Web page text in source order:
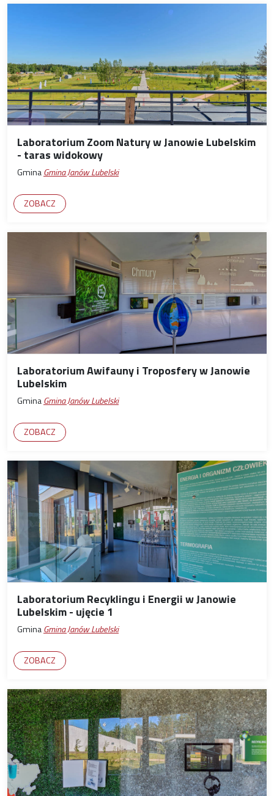
Laboratorium Zoom Natury w Janowie Lubelskim
- taras widokowy
GminaGmina Janów Lubelski
ZOBACZ
Laboratorium Awifauny i Troposfery w Janowie
Lubelskim
GminaGmina Janów Lubelski
ZOBACZ
Laboratorium Recyklingu i Energii w Janowie
Lubelskim - ujęcie 1
GminaGmina Janów Lubelski
ZOBACZ